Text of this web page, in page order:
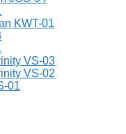
KWT-01
VS-03
VS-02
01